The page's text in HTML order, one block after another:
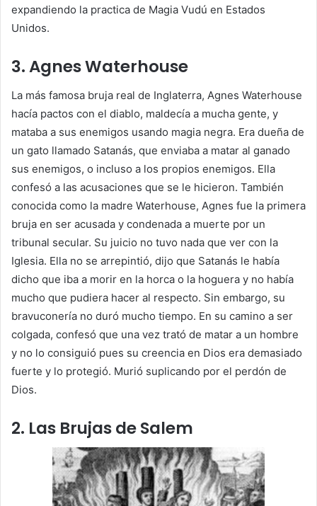
expandiendo la practica de Magia Vudú en Estados
Unidos.
3. Agnes Waterhouse
La más famosa bruja real de Inglaterra, Agnes Waterhouse
hacía pactos con el diablo, maldecía a mucha gente, y
mataba a sus enemigos usando magia negra. Era dueña de
un gato llamado Satanás, que enviaba a matar al ganado
sus enemigos, o incluso a los propios enemigos. Ella
confesó a las acusaciones que se le hicieron. También
conocida como la madre Waterhouse, Agnes fue la primera
bruja en ser acusada y condenada a muerte por un
tribunal secular. Su juicio no tuvo nada que ver con la
Iglesia. Ella no se arrepintió, dijo que Satanás le había
dicho que iba a morir en la horca o la hoguera y ​​no había
mucho que pudiera hacer al respecto. Sin embargo, su
bravuconería no duró mucho tiempo. En su camino a ser
colgada, confesó que una vez trató de matar a un hombre
y no lo consiguió pues su creencia en Dios era demasiado
fuerte y lo protegió. Murió suplicando por el perdón de
Dios.
2. Las Brujas de Salem